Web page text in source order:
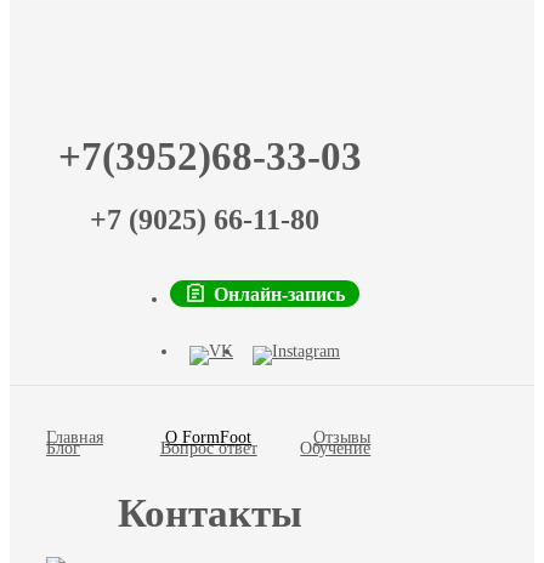
+7(3952)68-33-03
+7 (9025) 66-11-80
Онлайн-запись
Главная О FormFoot Отзывы
Блог Вопрос ответ Обучение
Контакты